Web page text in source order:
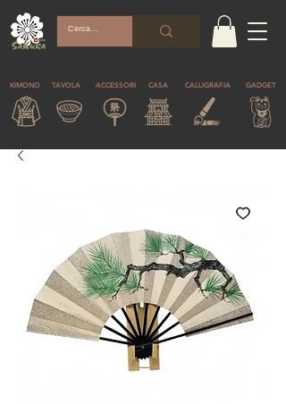
KIMONO TAVOLA ACCESSORI CASA CALLIGRAFIA GADGET
© Copyright